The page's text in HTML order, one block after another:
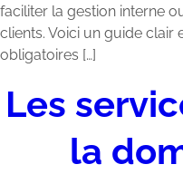
faciliter la gestion interne
clients. Voici un guide
obligatoires […]
Les
la